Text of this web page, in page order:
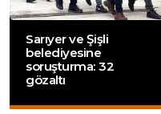
Sarıyer ve Şişli
belediyesine
soruşturma: 32
gözaltı